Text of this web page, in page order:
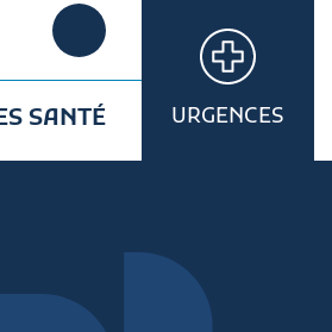
SANTÉ URGENCES